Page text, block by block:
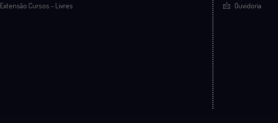
Extensão Cursos - Livres
Ouvidoria